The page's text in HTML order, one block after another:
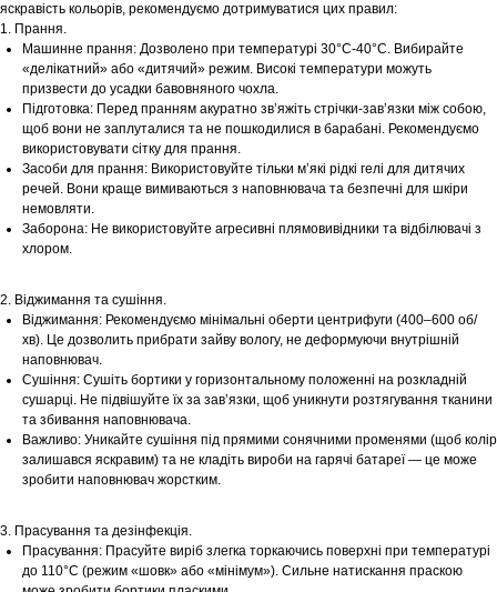
яскравість кольорів, рекомендуємо дотримуватися цих правил:
1. Прання.
Машинне прання: Дозволено при температурі 30°С-40°С. Вибирайте
«делікатний» або «дитячий» режим. Високі температури можуть
призвести до усадки бавовняного чохла.
Підготовка: Перед пранням акуратно зв’яжіть стрічки-зав’язки між собою,
щоб вони не заплуталися та не пошкодилися в барабані. Рекомендуємо
використовувати сітку для прання.
Засоби для прання: Використовуйте тільки м’які рідкі гелі для дитячих
речей. Вони краще вимиваються з наповнювача та безпечні для шкіри
немовляти.
Заборона: Не використовуйте агресивні плямовивідники та відбілювачі з
хлором.
2. Віджимання та сушіння.
Віджимання: Рекомендуємо мінімальні оберти центрифуги (400–600 об/
хв). Це дозволить прибрати зайву вологу, не деформуючи внутрішній
наповнювач.
Сушіння: Сушіть бортики у горизонтальному положенні на розкладній
сушарці. Не підвішуйте їх за зав’язки, щоб уникнути розтягування тканини
та збивання наповнювача.
Важливо: Уникайте сушіння під прямими сонячними променями (щоб колір
залишався яскравим) та не кладіть вироби на гарячі батареї — це може
зробити наповнювач жорстким.
3. Прасування та дезінфекція.
Прасування: Прасуйте виріб злегка торкаючись поверхні при температурі
до 110°С (режим «шовк» або «мінімум»). Сильне натискання праскою